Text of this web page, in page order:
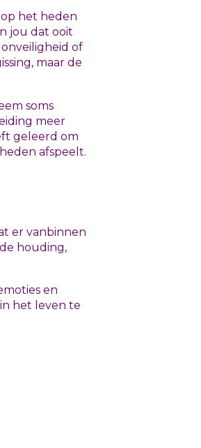
het heden
jou dat ooit
of
maar de
soms
meer
geleerd om
afspeelt.
er vanbinnen
houding,
en
het leven te